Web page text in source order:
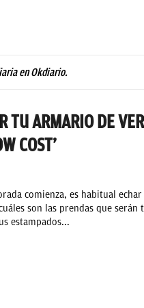
en Okdiario.
TU ARMARIO DE
COST’
comienza, es habitual
son las prendas que serán
estampados...